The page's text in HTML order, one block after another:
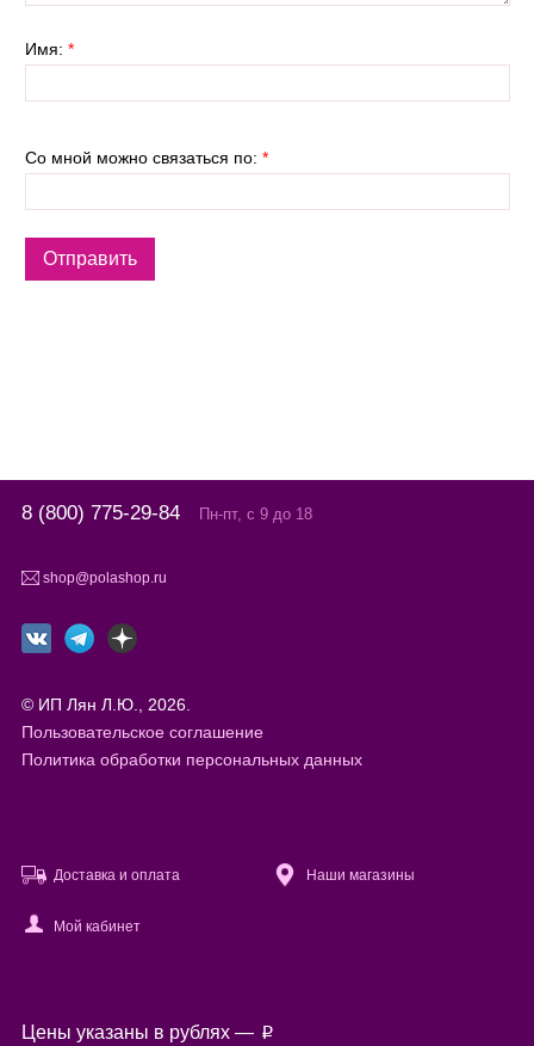
Имя: *
Со мной можно связаться по: *
8 (800) 775-29-84 Пн-пт, с 9 до 18
shop@polashop.ru
© ИП Лян Л.Ю., 2026.
Пользовательское соглашение
Политика обработки персональных данных
Доставка и оплата Наши магазины
Мой кабинет
Цены указаны в рублях — p
Используя настоящий сайт, вы предоставляете согласие на